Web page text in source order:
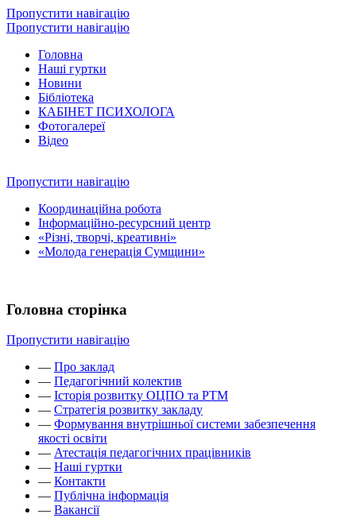
Пропустити навігацію
Пропустити навігацію
Головна
Наші гуртки
Новини
Бібліотека
КАБІНЕТ ПСИХОЛОГА
Фотогалереї
Відео
Пропустити навігацію
Координаційна робота
Інформаційно-ресурсний центр
«Різні, творчі, креативні»
«Молода генерація Сумщини»
Головна сторінка
Пропустити навігацію
— Про заклад
— Педагогічний колектив
— Історія розвитку ОЦПО та РТМ
— Стратегія розвитку закладу
— Формування внутрішньої системи забезпечення
якості освіти
— Атестація педагогічних працівників
— Наші гуртки
— Контакти
— Публічна інформація
— Вакансії